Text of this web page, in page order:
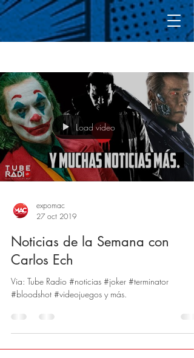
Load video
expomac
27 oct 2019
Noticias de la Semana con
Carlos Ech
Via: Tube Radio #noticias #joker #terminator
#bloodshot #videojuegos y más.